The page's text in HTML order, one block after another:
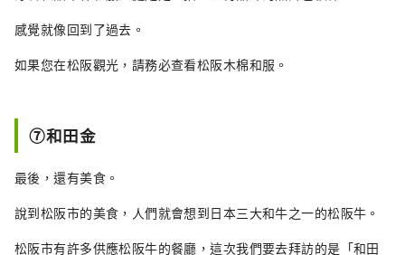
感覺就像回到了過去。
如果您在松阪觀光，請務必查看松阪木棉和服。
⑦和田金
最後，還有美食。
說到松阪市的美食，人們就會想到日本三大和牛之一的松阪牛。
松阪市有許多供應松阪牛的餐廳，這次我們要去拜訪的是「和田